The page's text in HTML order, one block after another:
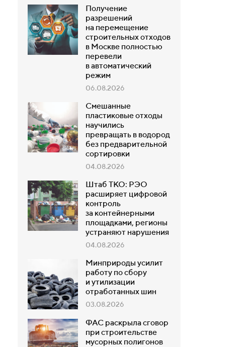
Получение
разрешений
на перемещение
строительных отходов
в Москве полностью
перевели
в автоматический
режим
06.08.2026
Смешанные
пластиковые отходы
научились
превращать в водород
без предварительной
сортировки
04.08.2026
Штаб ТКО: РЭО
расширяет цифровой
контроль
за контейнерными
площадками, регионы
устраняют нарушения
04.08.2026
Минприроды усилит
работу по сбору
и утилизации
отработанных шин
03.08.2026
ФАС раскрыла сговор
при строительстве
мусорных полигонов